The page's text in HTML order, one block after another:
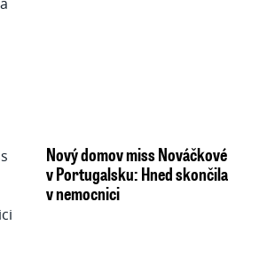
Nový domov miss Nováčkové
v Portugalsku: Hned skončila
v nemocnici